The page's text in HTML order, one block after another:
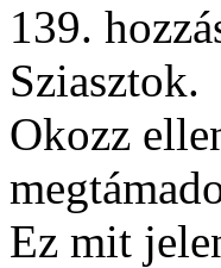
139.
Sziasztok.
Okozz
Ez mit